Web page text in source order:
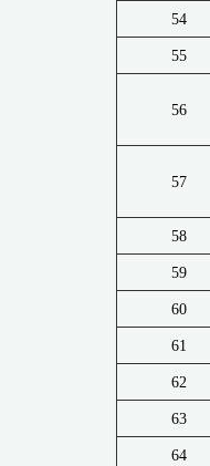
54
55
56
57
58
59
60
61
62
63
64